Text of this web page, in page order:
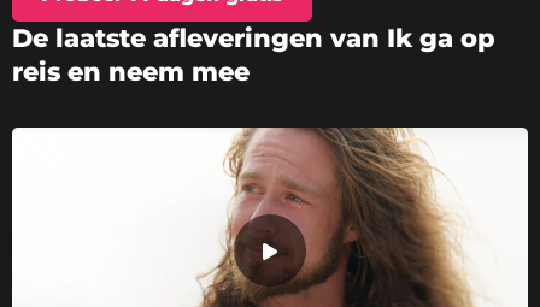
De laatste afleveringen van Ik ga op
reis en neem mee